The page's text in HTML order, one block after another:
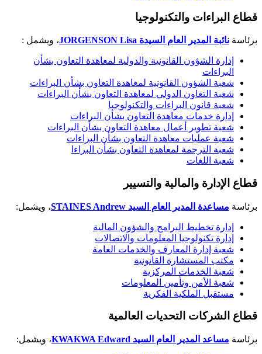
قطاع البراءات والتكنولوجيا
برئاسة نائبة المدير العام السيدة JORGENSON Lisa، ويشمل :
إدارة الشؤون القانونية والدولية لمعاهدة التعاون بشأن
البراءات
شعبة الشؤون القانونية لمعاهدة التعاون بشأن البراءات
شعبة التعاون الدولي لمعاهدة التعاون بشأن البراءات
شعبة قانون البراءات والتكنولوجيا
إدارة خدمات معاهدة التعاون بشأن البراءات
شعبة تطوير أعمال معاهدة التعاون بشأن البراءات
شعبة عمليات معاهدة التعاون بشأن البراءات
شعبة الترجمة لمعاهدة التعاون بشأن البراءا
شعبة اللغات
قطاع الإدارة والمالية والتسيير
برئاسة مساعدة المدير العام السيد STAINES Andrew، ويشمل:
إدارة تخطيط البرامج والشؤون المالية
إدارة تكنولوجيا المعلومات والاتصالات
شعبة إدارة المعارف والخدمات العامة
مكتب المستشارة القانونية
شعبة الخدمات المركزية
شعبة الأمن وتأمين المعلومات
مستقبل الملكية الفكرية
قطاع الشركات التحديات العالمية
برئاسة مساعد المدير العام السيد KWAKWA Edward، ويشمل: